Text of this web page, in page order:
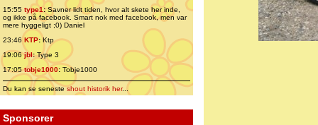
15:55 type1:Savner lidt tiden, hvor alt skete her inde,
og ikke på facebook. Smart nok med facebook, men var
mere hyggeligt ;0) Daniel
23:46 KTP:Ktp
19:06jbl:Type 3
17:05tobje1000: Tobje1000
Du kan se senesteshout historik her...
Sponsorer